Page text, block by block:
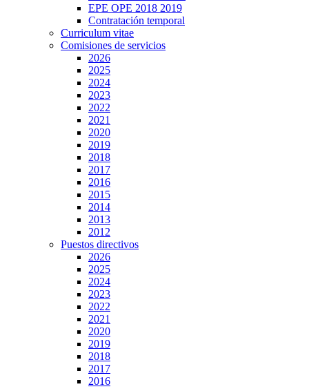
EPE OPE 2018 2019
Contratación temporal
Curriculum vitae
Comisiones de servicios
2026
2025
2024
2023
2022
2021
2020
2019
2018
2017
2016
2015
2014
2013
2012
Puestos directivos
2026
2025
2024
2023
2022
2021
2020
2019
2018
2017
2016